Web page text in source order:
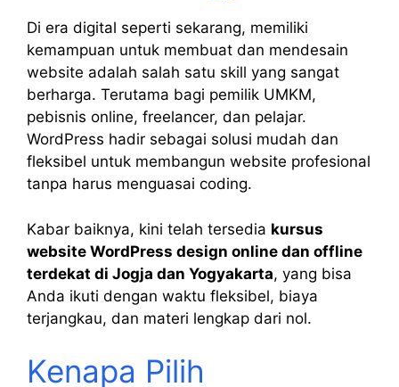
Di era digital seperti sekarang, memiliki
kemampuan untuk membuat dan mendesain
website adalah salah satu skill yang sangat
berharga. Terutama bagi pemilik UMKM,
pebisnis online, freelancer, dan pelajar.
WordPress hadir sebagai solusi mudah dan
fleksibel untuk membangun website profesional
tanpa harus menguasai coding.
Kabar baiknya, kini telah tersedia kursus
website WordPress design online dan offline
terdekat di Jogja dan Yogyakarta, yang bisa
Anda ikuti dengan waktu fleksibel, biaya
terjangkau, dan materi lengkap dari nol.
Kenapa Pilih